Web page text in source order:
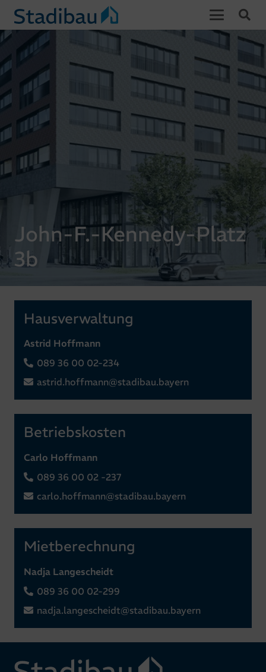
John-F.-Kennedy-Platz
3b
Hausverwaltung
Astrid Hoffmann
089 36 00 02-234
astrid.hoffmann@stadibau.bayern
Betriebskosten
Carlo Hoffmann
089 36 00 02 -237
carlo.hoffmann@stadibau.bayern
Mietberechnung
Nadja Langescheidt
089 36 00 02-299
nadja.langescheidt@stadibau.bayern